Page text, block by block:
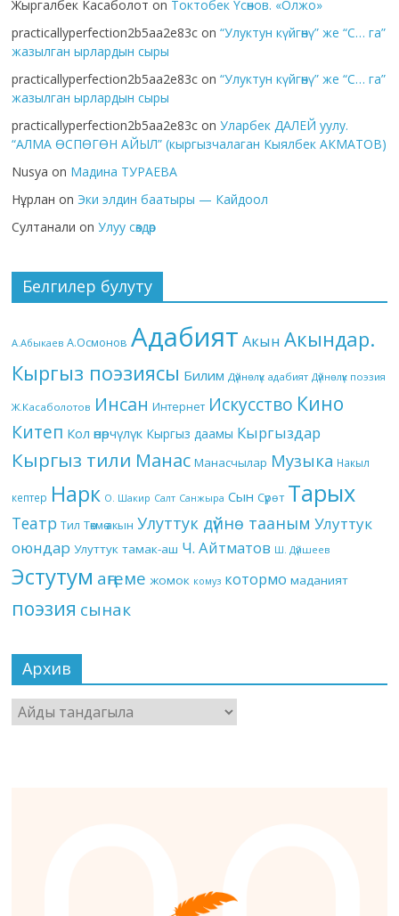
Жыргалбек Касаболот on Токтобек Үсөнов. «Олжо»
practicallyperfection2b5aa2e83c on“Улуктун күйгөнү” же “С… га”
жазылган ырлардын сыры
practicallyperfection2b5aa2e83c on“Улуктун күйгөнү” же “С… га”
жазылган ырлардын сыры
practicallyperfection2b5aa2e83c onУларбек ДАЛЕЙ уулу.
“АЛМА ӨСПӨГӨН АЙЫЛ” (кыргызчалаган Кыялбек АКМАТОВ)
Nusya on Мадина ТУРАЕВА
Нұрлан on Эки элдин баатыры — Кайдоол
Султанали onУлуу сөздөр
Белгилер булуту
А.Абыкаев А.Осмонов Адабият Акын Акындар.
Кыргыз поэзиясы Билим Дүйнөлүк адабият Дүйнөлүк поэзия
Ж.Касаболотов Инсан Интернет Искусство Кино
Китеп Кол өнөрчүлүк Кыргыз даамы Кыргыздар
Кыргыз тили Манас Манасчылар Музыка Накыл
кептер Нарк О. Шакир Салт Санжыра Сын Сүрөт Тарых
Театр Тил Төкмө акын Улуттук дүйнө тааным Улуттук
оюндар Улуттук тамак-аш Ч. Айтматов Ш. Дүйшеев
Эстутум аңгеме жомок комуз котормо маданият
поэзия сынак
Архив
Архив